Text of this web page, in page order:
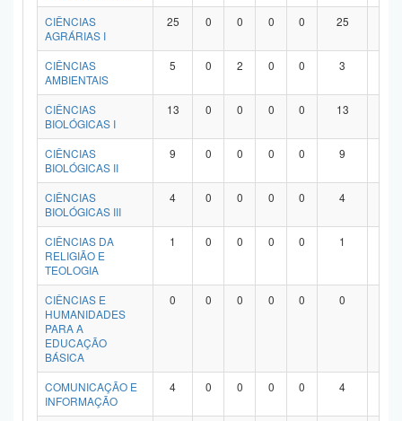
CIÊNCIAS
AGRÁRIAS I
25 0 0 0 0 25
CIÊNCIAS
AMBIENTAIS
5 0 2 0 0 3
CIÊNCIAS
BIOLÓGICAS I
13 0 0 0 0 13
CIÊNCIAS
BIOLÓGICAS II
9 0 0 0 0 9
CIÊNCIAS
BIOLÓGICAS III
4 0 0 0 0 4
CIÊNCIAS DA
RELIGIÃO E
TEOLOGIA
1 0 0 0 0 1
CIÊNCIAS E
HUMANIDADES
PARA A
EDUCAÇÃO
BÁSICA
0 0 0 0 0 0
COMUNICAÇÃO E
INFORMAÇÃO
4 0 0 0 0 4